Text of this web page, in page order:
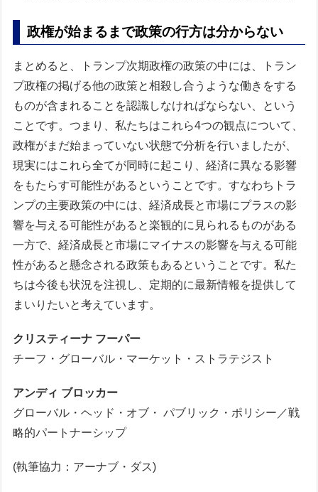
政権が始まるまで政策の行方は分からない
まとめると、トランプ次期政権の政策の中には、トラン
プ政権の掲げる他の政策と相殺し合うような働きをする
ものが含まれることを認識しなければならない、という
ことです。つまり、私たちはこれら4つの観点について、
政権がまだ始まっていない状態で分析を行いましたが、
現実にはこれら全てが同時に起こり、経済に異なる影響
をもたらす可能性があるということです。すなわちトラ
ンプの主要政策の中には、経済成長と市場にプラスの影
響を与える可能性があると楽観的に見られるものがある
一方で、経済成長と市場にマイナスの影響を与える可能
性があると懸念される政策もあるということです。私た
ちは今後も状況を注視し、定期的に最新情報を提供して
まいりたいと考えています。
クリスティーナ フーパー
チーフ・グローバル・マーケット・ストラテジスト
アンディ ブロッカー
グローバル・ヘッド・オブ・ パブリック・ポリシー／戦
略的パートナーシップ
(執筆協力：アーナブ・ダス)